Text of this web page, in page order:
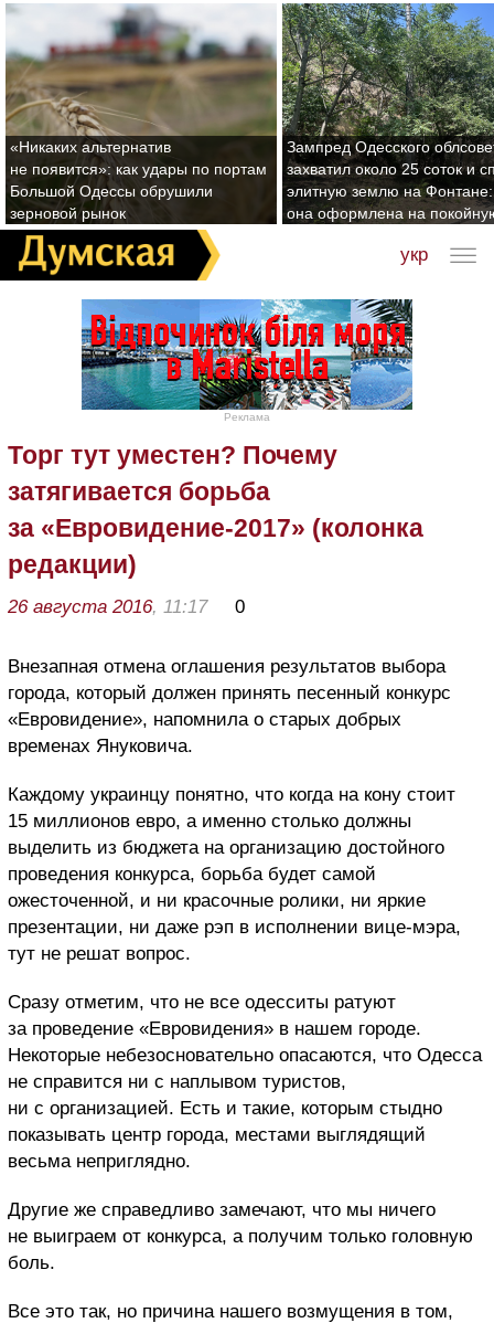
«Никаких альтернатив
не появится»: как удары по портам
Большой Одессы обрушили
зерновой рынок
Зампред Одесского
захватил около 25 соток и
элитную землю на Фонтане:
она оформлена на
укр
Реклама
Торг тут уместен? Почему
затягивается борьба
за «Евровидение-2017» (колонка
редакции)
26 августа 2016, 11:17 0
Внезапная отмена оглашения результатов выбора
города, который должен принять песенный конкурс
«Евровидение», напомнила о старых добрых
временах Януковича.
Каждому украинцу понятно, что когда на кону стоит
15 миллионов евро, а именно столько должны
выделить из бюджета на организацию достойного
проведения конкурса, борьба будет самой
ожесточенной, и ни красочные ролики, ни яркие
презентации, ни даже рэп в исполнении вице-мэра,
тут не решат вопрос.
Сразу отметим, что не все одесситы ратуют
за проведение «Евровидения» в нашем городе.
Некоторые небезосновательно опасаются, что Одесса
не справится ни с наплывом туристов,
ни с организацией. Есть и такие, которым стыдно
показывать центр города, местами выглядящий
весьма неприглядно.
Другие же справедливо замечают, что мы ничего
не выиграем от конкурса, а получим только головную
боль.
Все это так, но причина нашего возмущения в том,